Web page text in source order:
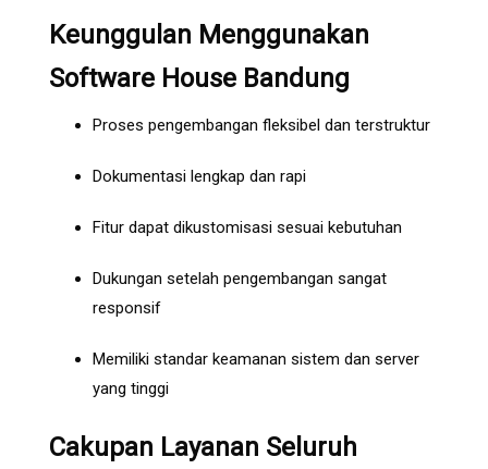
Keunggulan Menggunakan
Software House Bandung
Proses pengembangan fleksibel dan terstruktur
Dokumentasi lengkap dan rapi
Fitur dapat dikustomisasi sesuai kebutuhan
Dukungan setelah pengembangan sangat
responsif
Memiliki standar keamanan sistem dan server
yang tinggi
Cakupan Layanan Seluruh